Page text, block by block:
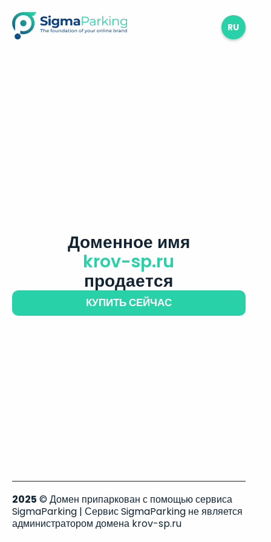
RU
Доменное имя
krov-sp.ru
продается
КУПИТЬ СЕЙЧАС
2025 © Домен припаркован с помощью сервиса
SigmaParking | Сервис SigmaParking не является
администратором домена krov-sp.ru